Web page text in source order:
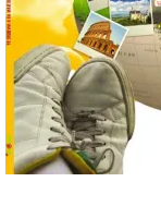
de
Europea ha
programa de
marco único
programa […]